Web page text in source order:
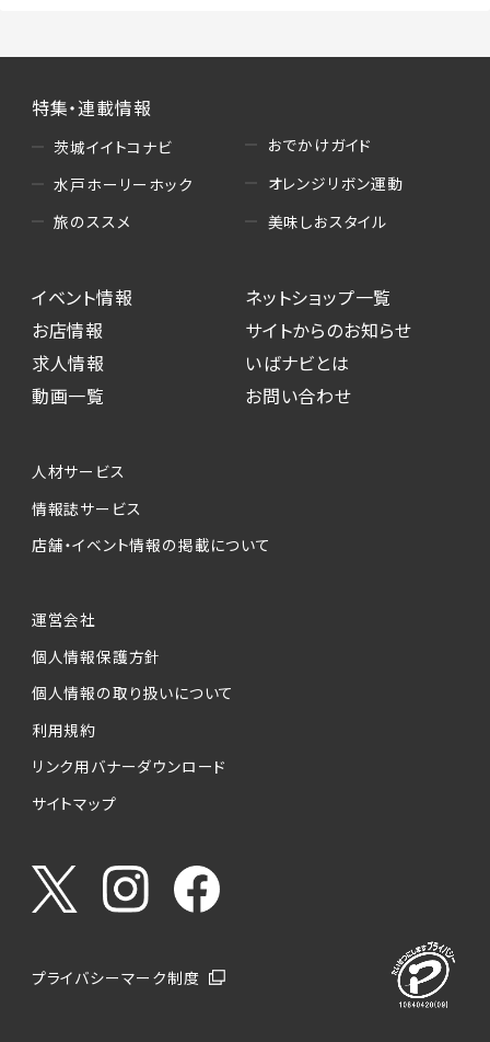
特集・連載情報
茨城イイトコナビ
水戸ホーリーホック
旅のススメ
おでかけガイド
オレンジリボン運動
美味しおスタイル
イベント情報
お店情報
求人情報
動画一覧
ネットショップ一覧
サイトからのお知らせ
いばナビとは
お問い合わせ
人材サービス
情報誌サービス
店舗・イベント情報の掲載について
運営会社
個人情報保護方針
個人情報の取り扱いについて
利用規約
リンク用バナーダウンロード
サイトマップ
プライバシーマーク制度